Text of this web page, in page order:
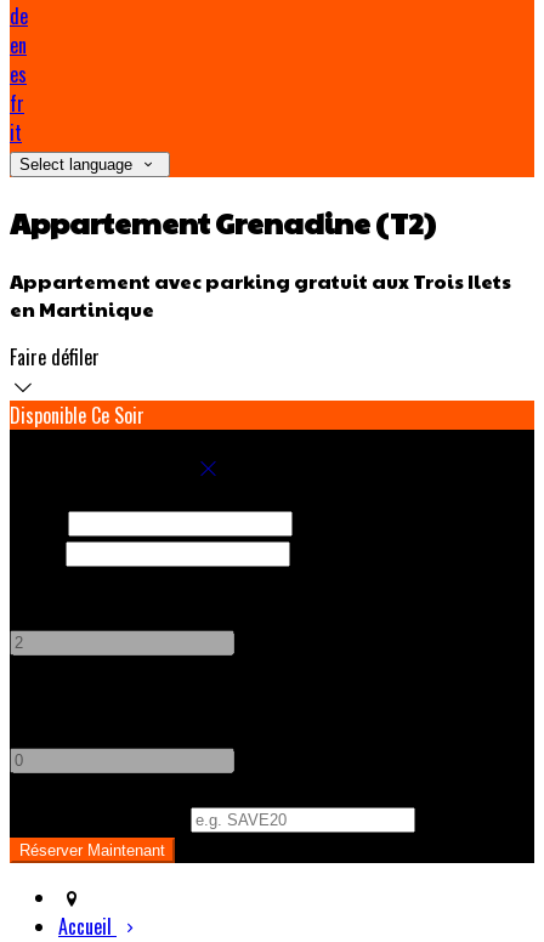
de
en
es
fr
it
Select language
Appartement Grenadine (T2)
Appartement avec parking gratuit aux Trois Ilets
en Martinique
Faire défiler
Disponible Ce Soir
Accueil